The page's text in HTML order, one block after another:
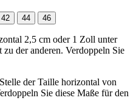
42 44 46
2,5 cm oder 1 Zoll unter
der anderen. Verdoppeln Sie
der Taille horizontal von
Sie diese Maße für den